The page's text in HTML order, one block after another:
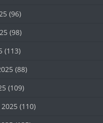
(96)
(98)
(113)
(88)
(109)
(110)